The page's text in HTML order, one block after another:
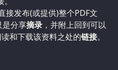
接发布(或提供)整个PDF文
是分享摘录 ，并附上回到可以
和下载该资料之处的链接。